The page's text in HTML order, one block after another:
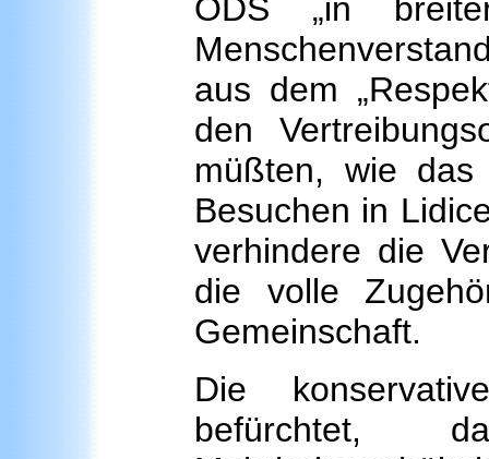
ODS „in
aus dem
den
müßten, wie
Besuchen in
verhindere die
die volle
Gemeinschaft.
Die
befürchtet,